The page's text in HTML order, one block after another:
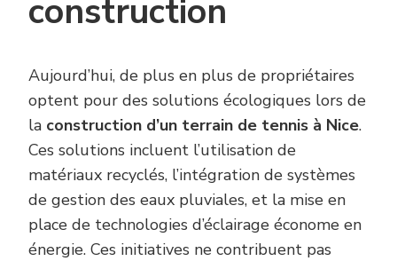
construction
Aujourd’hui, de plus en plus de propriétaires
optent pour des solutions écologiques lors de
la construction d’un terrain de tennis à Nice.
Ces solutions incluent l’utilisation de
matériaux recyclés, l’intégration de systèmes
de gestion des eaux pluviales, et la mise en
place de technologies d’éclairage économe en
énergie. Ces initiatives ne contribuent pas